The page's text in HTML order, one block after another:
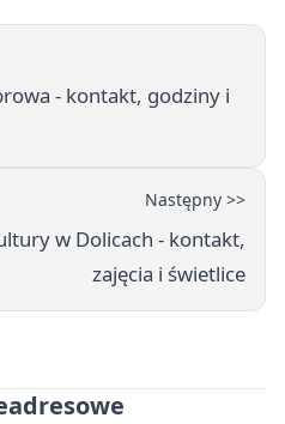
- kontakt, godziny i
Następny >>
w Dolicach - kontakt,
zajęcia i świetlice